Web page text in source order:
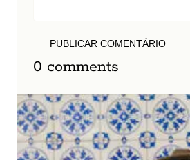
PUBLICAR COMENTÁRIO
0 comments